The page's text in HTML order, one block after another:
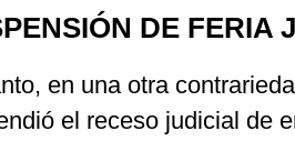
DE FERIA
en una otra
el receso judicial de